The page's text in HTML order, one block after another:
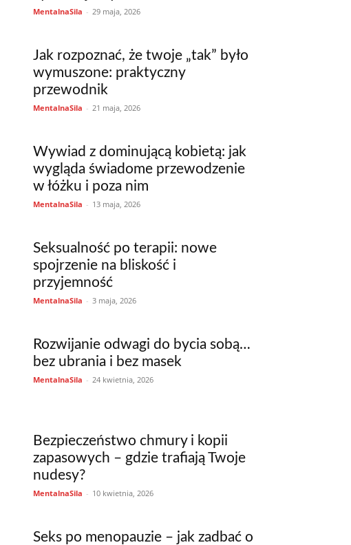
MentalnaSila - 29 maja, 2026
Jak rozpoznać, że twoje „tak” było
wymuszone: praktyczny
przewodnik
MentalnaSila - 21 maja, 2026
Wywiad z dominującą kobietą: jak
wygląda świadome przewodzenie
w łóżku i poza nim
MentalnaSila - 13 maja, 2026
Seksualność po terapii: nowe
spojrzenie na bliskość i
przyjemność
MentalnaSila - 3 maja, 2026
Rozwijanie odwagi do bycia sobą…
bez ubrania i bez masek
MentalnaSila - 24 kwietnia, 2026
Bezpieczeństwo chmury i kopii
zapasowych – gdzie trafiają Twoje
nudesy?
MentalnaSila - 10 kwietnia, 2026
Seks po menopauzie – jak zadbać o